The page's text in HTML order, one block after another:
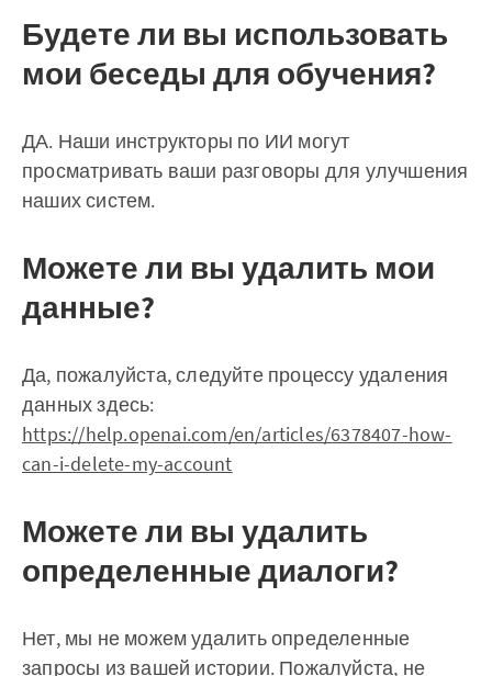
Будете ли вы использовать
мои беседы для обучения?
ДА. Наши инструкторы по ИИ могут
просматривать ваши разговоры для улучшения
наших систем.
Можете ли вы удалить мои
данные?
Да, пожалуйста, следуйте процессу удаления
данных здесь:
https://help.openai.com/en/articles/6378407-how-
can-i-delete-my-account
Можете ли вы удалить
определенные диалоги?
Нет, мы не можем удалить определенные
запросы из вашей истории. Пожалуйста, не